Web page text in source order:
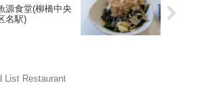
源食堂(柳橋中央
名駅)
List Restaurant